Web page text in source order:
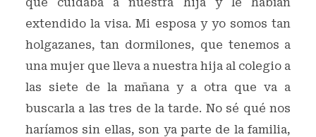
extendido la visa. Mi esposa y yo somos tan
holgazanes, tan dormilones, que tenemos a
una mujer que lleva a nuestra hija al colegio a
las siete de la mañana y a otra que va a
buscarla a las tres de la tarde. No sé qué nos
haríamos sin ellas, son ya parte de la familia,